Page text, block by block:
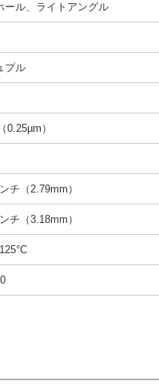
ール、ライトアングル
プル
0.25µm）
チ（2.79mm）
チ（3.18mm）